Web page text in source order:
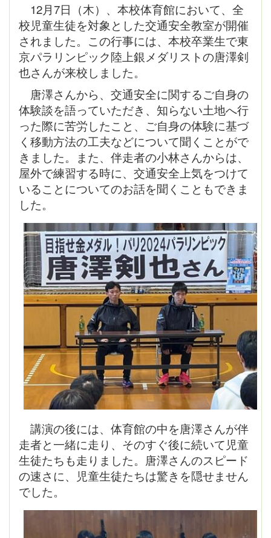
12月7日（木）、本校体育館において、全
校児童生徒を対象とした交通安全教室が開催
されました。この行事には、本校卒業生で東
京パラリンピック陸上銀メダリストの唐澤剣
也さんが来校しました。
唐澤さんから、交通安全に関するご自身の
体験談を語っていただき、知らない土地へ行
った際に苦労したこと、ご自身の体験に基づ
く移動方法の工夫などについて聞くことがで
きました。また、伴走者の小林さんからは、
屋外で練習する時に、交通安全上気をつけて
いることについてのお話を聞くこともできま
した。
講演の後には、体育館の中を唐澤さんが伴
走者と一緒に走り、そのすぐ後に続いて児童
生徒たちも走りました。唐澤さんのスピード
の速さに、児童生徒たちは驚きを隠せません
でした。